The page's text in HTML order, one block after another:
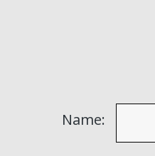
Name: